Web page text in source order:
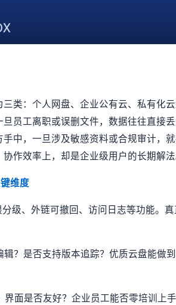
类：个人网盘、企业公有云、私有化
员工离职或误删文件，数据往往直接
中，一旦涉及敏感资料或合规审计，
作效率上，却是企业级用户的长期解法
维度
级、外链可撤回、访问日志等功能。
？是否支持版本追踪？优质云盘能做
面是否友好？企业员工能否零培训上手